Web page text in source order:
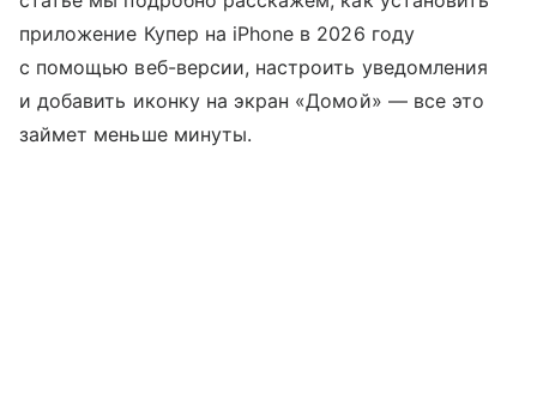
приложение Купер на iPhone в 2026 году
с помощью веб-версии, настроить уведомления
и добавить иконку на экран «Домой» — все это
займет меньше минуты.